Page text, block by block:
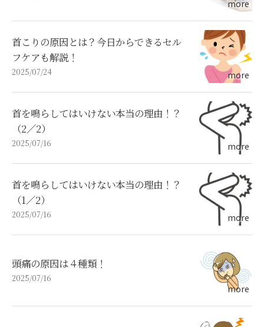
首こりの原因とは？今日からできるセル
フケアも解説！
2025/07/24
首を鳴らしてはいけない本当の理由！？
（2／2）
2025/07/16
首を鳴らしてはいけない本当の理由！？
（1／2）
2025/07/16
頭痛の原因は４種類！
2025/07/16